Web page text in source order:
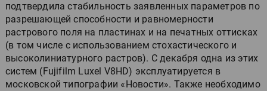
подтвердила стабильность заявленных параметров по
разрешающей способности и равномерности
растрового поля на пластинах и на печатных оттисках
(в том числе с использованием стохастического и
высоколиниатурного растров). С декабря одна из этих
систем (Fujifilm Luxel V8HD) эксплуатируется в
московской типографии «Новости». Также необходимо